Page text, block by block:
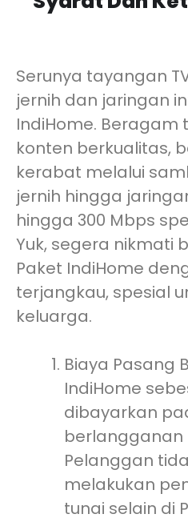
Serunya tayangan
jernih dan jaringan
IndiHome. Beragam
konten berkualitas,
kerabat melalui
jernih hingga
hingga 300 Mbps
Yuk, segera nikmati
Paket IndiHome
terjangkau, spesial
keluarga.
Biaya Pasang
IndiHome
dibayarkan
berlangganan
Pelanggan
melakukan
tunai selain di